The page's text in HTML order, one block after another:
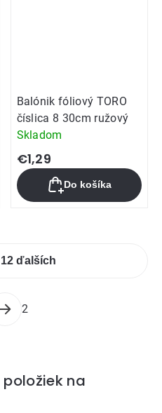
Balónik fóliový TORO
číslica 8 30cm ružový
Skladom
€1,29
Do košíka
Ovládacie
ďalších
2
položiek na